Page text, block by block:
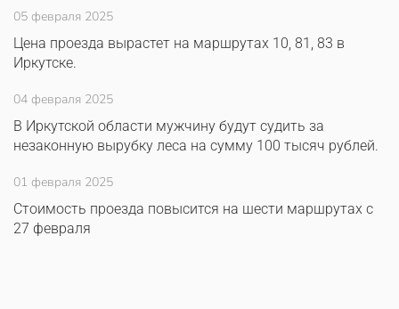
05 февраля 2025
Цена проезда вырастет на маршрутах 10, 81, 83 в
Иркутске.
04 февраля 2025
В Иркутской области мужчину будут судить за
незаконную вырубку леса на сумму 100 тысяч рублей.
01 февраля 2025
Стоимость проезда повысится на шести маршрутах с
27 февраля